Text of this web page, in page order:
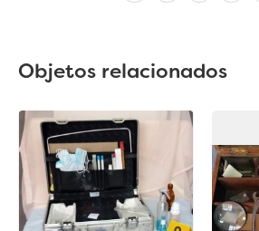
Objetos relacionados